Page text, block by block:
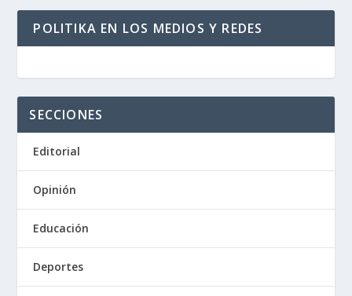
POLITIKA EN LOS MEDIOS Y REDES
SECCIONES
Editorial
Opinión
Educación
Deportes